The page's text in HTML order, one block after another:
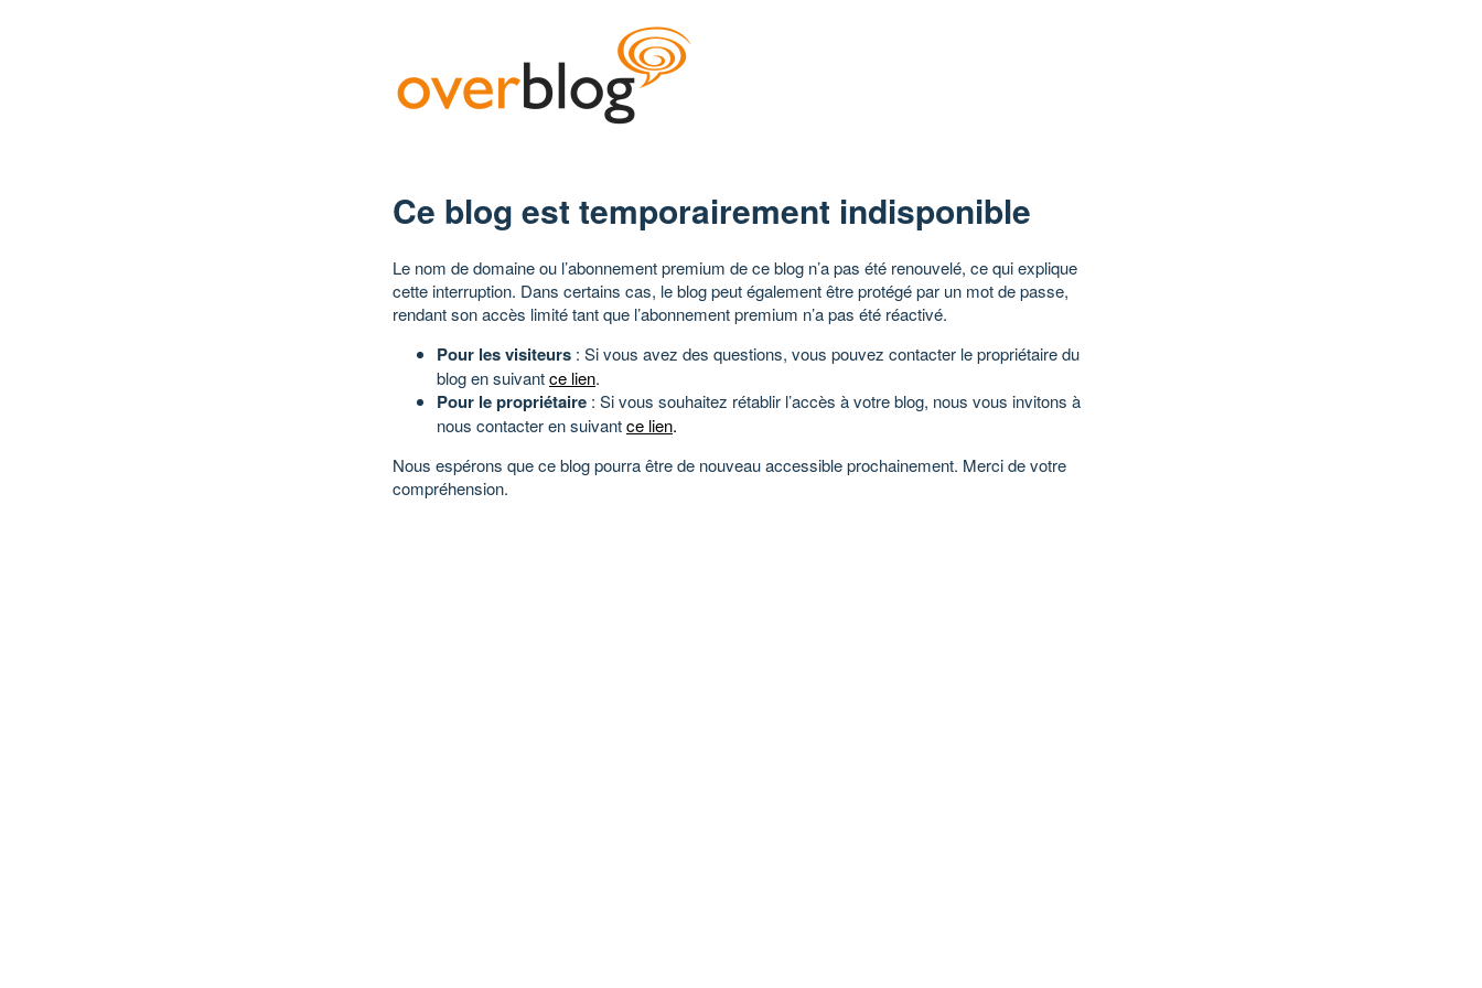
Ce blog est temporairement indisponible
Le nom de domaine ou l’abonnement premium de ce blog n’a pas été renouvelé, ce qui explique
cette interruption. Dans certains cas, le blog peut également être protégé par un mot de passe,
rendant son accès limité tant que l’abonnement premium n’a pas été réactivé.
Pour les visiteurs : Si vous avez des questions, vous pouvez contacter le propriétaire du
blog en suivantce lien.
Pour le propriétaire : Si vous souhaitez rétablir l’accès à votre blog, nous vous invitons à
nous contacter en suivantce lien.
Nous espérons que ce blog pourra être de nouveau accessible prochainement. Merci de votre
compréhension.